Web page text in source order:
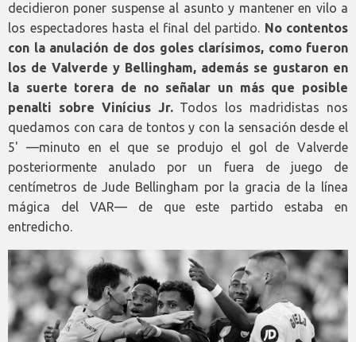
decidieron poner suspense al asunto y mantener en vilo a
los espectadores hasta el final del partido. No contentos
con la anulación de dos goles clarísimos, como fueron
los de Valverde y Bellingham, además se gustaron en
la suerte torera de no señalar un más que posible
penalti sobre Vinícius Jr.Todos los madridistas nos
quedamos con cara de tontos y con la sensación desde el
5' —minuto en el que se produjo el gol de Valverde
posteriormente anulado por un fuera de juego de
centímetros de Jude Bellingham por la gracia de la línea
mágica del VAR— de que este partido estaba en
entredicho.